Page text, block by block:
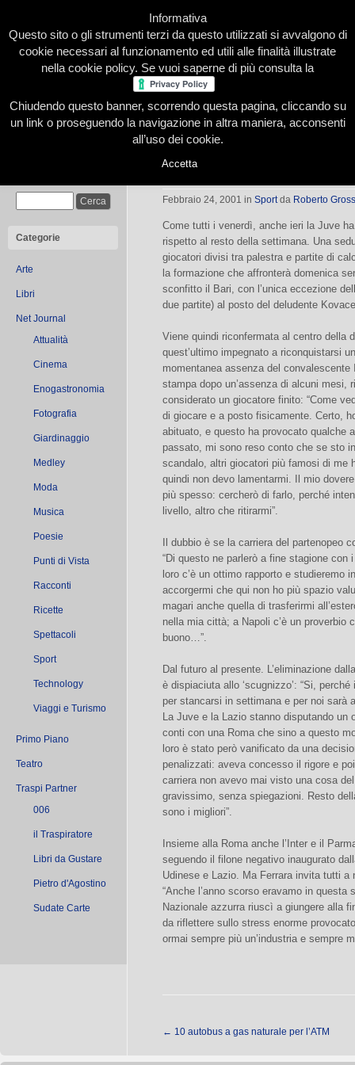
Home Presentazione Redazione Le nostre firme
Categorie
Arte
Libri
Net Journal
Attualità
Cinema
Enogastronomia
Fotografia
Giardinaggio
Medley
Moda
Musica
Poesie
Punti di Vista
Racconti
Ricette
Spettacoli
Sport
Technology
Viaggi e Turismo
Primo Piano
Teatro
Traspi Partner
006
il Traspiratore
Libri da Gustare
Pietro d'Agostino
Sudate Carte
Ancelotti conferma la formazione
Febbraio 24, 2001 in Sportda Roberto
Come tutti i venerdì, anche ieri la Juve
rispetto al resto della settimana. Una
giocatori divisi tra palestra e partite di
la formazione che affronterà domenica
sconfitto il Bari, con l’unica eccezione
due partite) al posto del deludente
Viene quindi riconfermata al centro della
quest’ultimo impegnato a riconquistarsi
momentanea assenza del
stampa dopo un’assenza di alcuni mesi,
considerato un giocatore finito: “Come
di giocare e a posto fisicamente. Certo,
abituato, e questo ha provocato qualche
passato, mi sono reso conto che se sto
scandalo, altri giocatori più famosi di me
quindi non devo lamentarmi. Il mio
più spesso: cercherò di farlo, perché
livello, altro che ritirarmi”.
Il dubbio è se la carriera del partenopeo
“Di questo ne parlerò a fine stagione
loro c’è un ottimo rapporto e studieremo
accorgermi che qui non ho più spazio
magari anche quella di trasferirmi
nella mia città; a Napoli c’è un
buono…”.
Dal futuro al presente. L’eliminazione
è dispiaciuta allo ‘scugnizzo’: “Si,
per stancarsi in settimana e per noi sarà
La Juve e la Lazio stanno disputando un
conti con una Roma che sino a questo
loro è stato però vanificato da una
penalizzati: aveva concesso il rigore e
carriera non avevo mai visto una cosa
gravissimo, senza spiegazioni. Resto
sono i migliori”.
Insieme alla Roma anche l’Inter e il
seguendo il filone negativo inaugurato
Udinese e Lazio. Ma Ferrara invita tutti
“Anche l’anno scorso eravamo in
Nazionale azzurra riuscì a giungere alla
da riflettere sullo stress enorme
ormai sempre più un’industria e sempre
← 10 autobus a gas naturale per l’ATM
Informativa
Questo sito o gli strumenti terzi da questo utilizzati si avvalgono di
cookie necessari al funzionamento ed utili alle finalità illustrate
nella cookie policy. Se vuoi saperne di più consulta la
Chiudendo questo banner, scorrendo questa pagina, cliccando su
un link o proseguendo la navigazione in altra maniera, acconsenti
all’uso dei cookie.
Accetta